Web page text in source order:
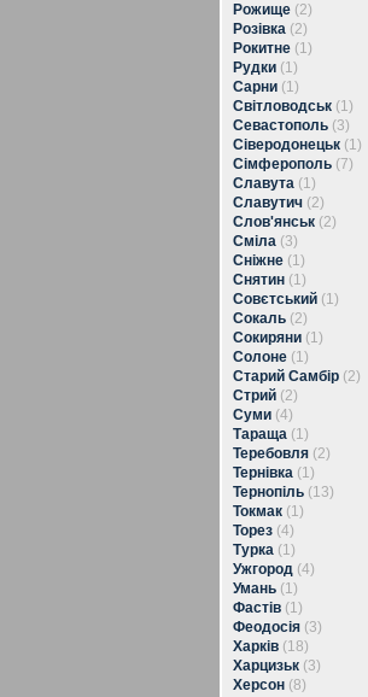
Рожище (2)
Розівка (2)
Рокитне (1)
Рудки (1)
Сарни (1)
Світловодськ (1)
Севастополь (3)
Сіверодонецьк (1)
Сімферополь (7)
Славута (1)
Славутич (2)
Слов'янськ (2)
Сміла (3)
Сніжне (1)
Снятин (1)
Совєтський (1)
Сокаль (2)
Сокиряни (1)
Солоне (1)
Старий Самбір (2)
Стрий (2)
Суми (4)
Тараща (1)
Теребовля (2)
Тернівка (1)
Тернопіль (13)
Токмак (1)
Торез (4)
Турка (1)
Ужгород (4)
Умань (1)
Фастів (1)
Феодосія (3)
Харків (18)
Харцизьк (3)
Херсон (8)